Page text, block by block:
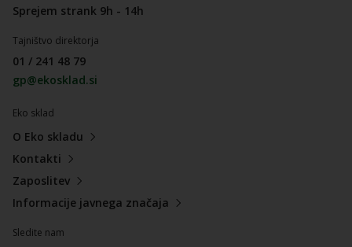
Sprejem strank 9h - 14h
Tajništvo direktorja
01 / 241 48 79
gp@ekosklad.si
Eko sklad
O Eko skladu
Kontakti
Zaposlitev
Informacije javnega značaja
Sledite nam